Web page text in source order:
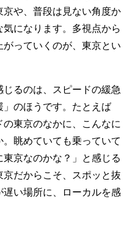
や、普段は見ない角度か
になります。多視点から
っていくのが、東京とい
るのは、スピードの緩急
」のほうです。たとえば
の東京のなかに、こんなに
眺めていても乗っていて
京なのかな？」と感じる
だからこそ、スポッと抜
い場所に、ローカルを感